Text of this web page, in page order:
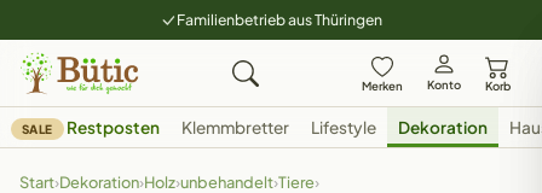
Familienbetrieb aus Thüringen
Merken Konto Korb
SALE Restposten Klemmbretter Lifestyle Dekoration
Start›Dekoration›Holz›unbehandelt›Tiere›